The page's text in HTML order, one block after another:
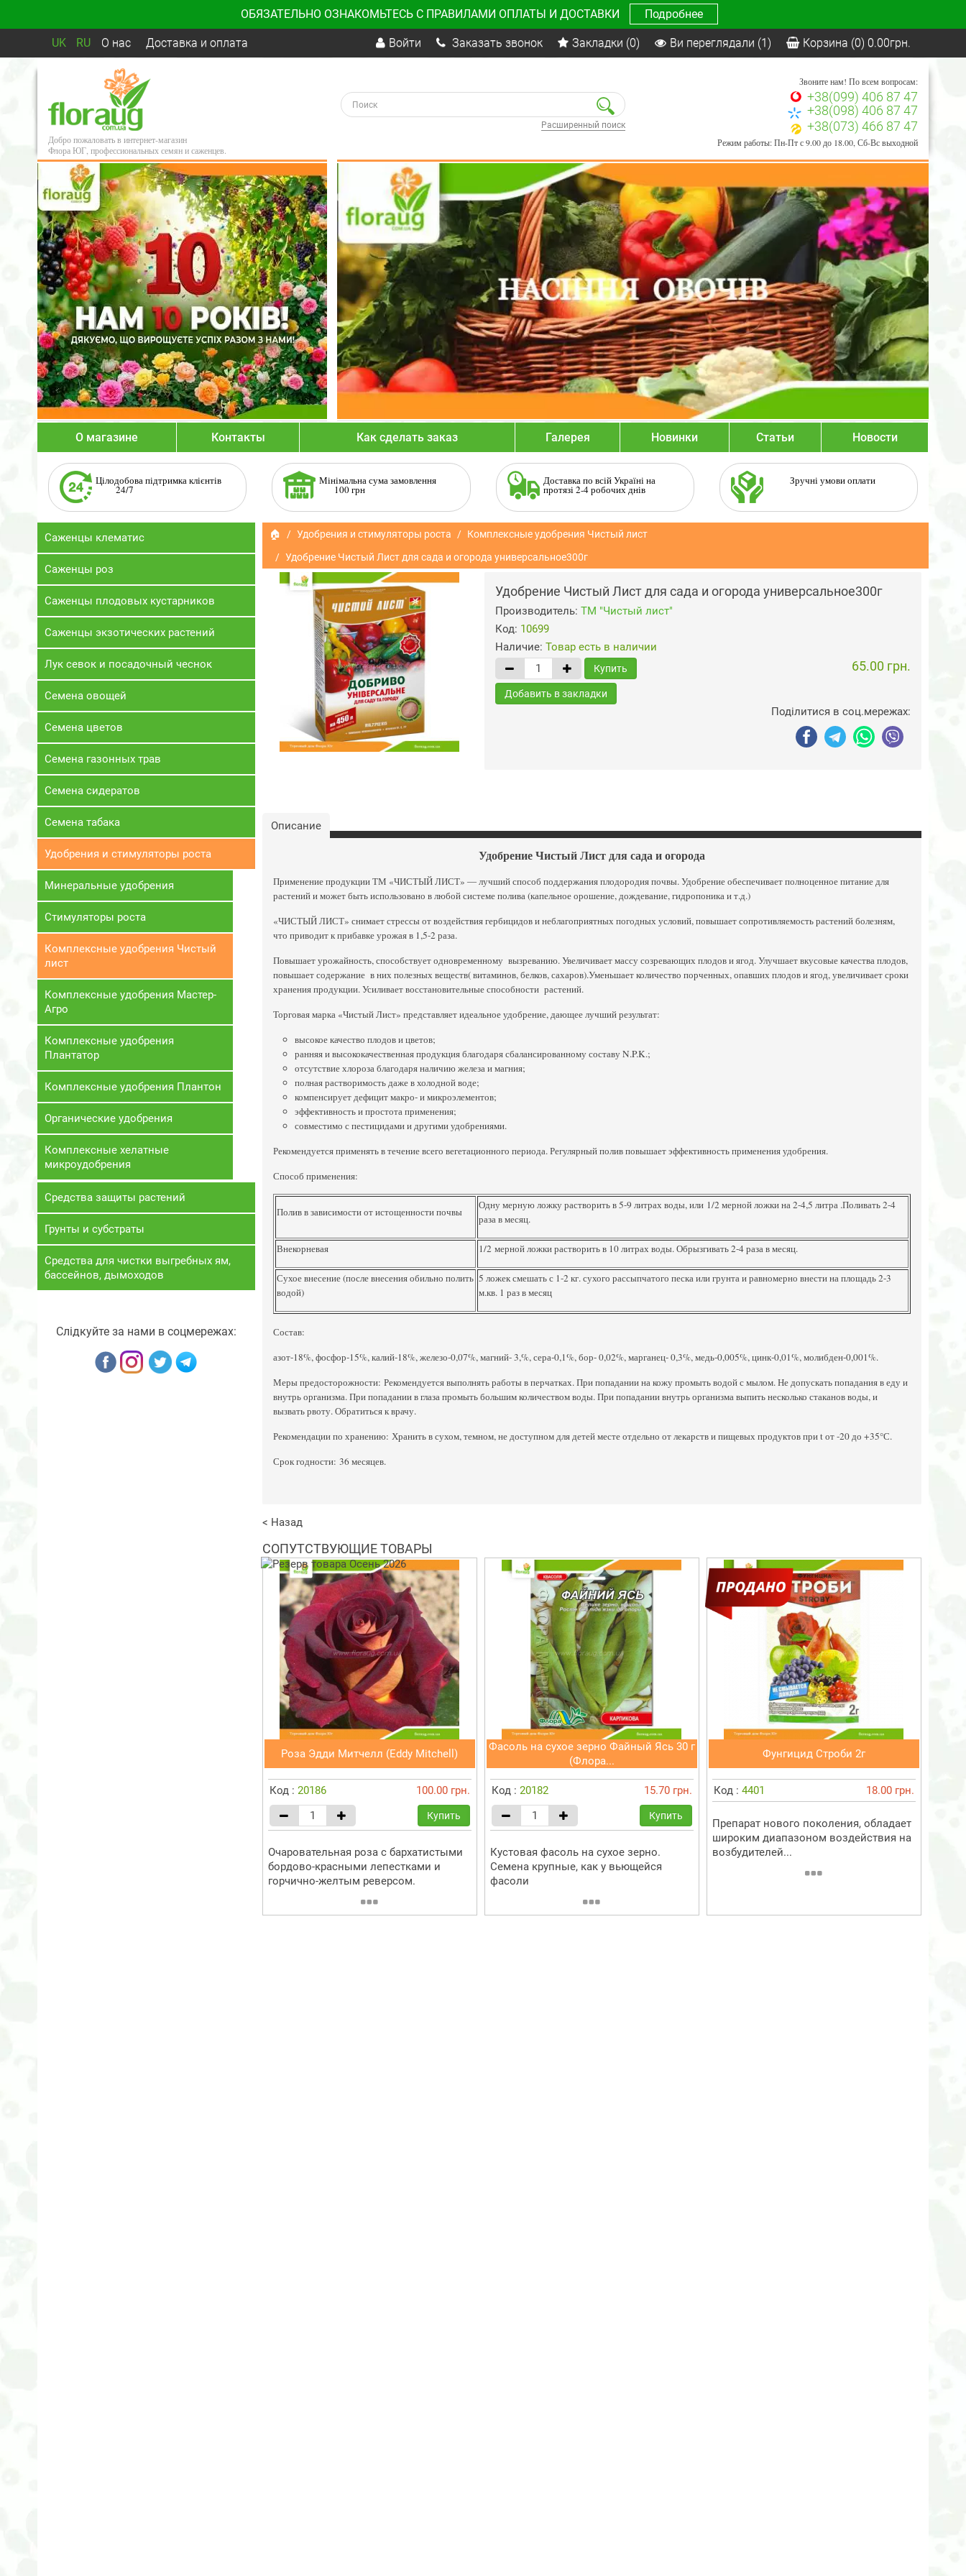
ОБЯЗАТЕЛЬНО ОЗНАКОМЬТЕСЬ С ПРАВИЛАМИ ОПЛАТЫ И ДОСТАВКИ Подробнее
UK RU О нас Доставка и оплата Войти Заказать звонок Закладки (0) Ви переглядали (1) Корзина (0) 0.00грн.
Добро пожаловать в интернет-магазин
Флора ЮГ, профессиональных семян и саженцев.
Расширенный поиск
Звоните нам! По всем вопросам:
+38(099) 406 87 47
+38(098) 406 87 47
+38(073) 466 87 47
Режим работы: Пн-Пт с 9.00 до 18.00, Сб-Вс выходной
О магазине Контакты Как сделать заказ Галерея Новинки Статьи Новости
Цілодобова підтримка клієнтів
24/7
Мінімальна сума замовлення
100 грн
Доставка по всій Україні на
протязі 2-4 робочих днів
Зручні умови оплати
Саженцы клематис
Саженцы роз
Саженцы плодовых кустарников
Саженцы экзотических растений
Лук севок и посадочный чеснок
Семена овощей
Семена цветов
Семена газонных трав
Семена сидератов
Семена табака
Удобрения и стимуляторы роста
Минеральные удобрения
Стимуляторы роста
Комплексные удобрения Чистый
лист
Комплексные удобрения Мастер-
Агро
Комплексные удобрения
Плантатор
Комплексные удобрения Плантон
Органические удобрения
Комплексные хелатные
микроудобрения
Средства защиты растений
Грунты и субстраты
Средства для чистки выгребных ям,
бассейнов, дымоходов
Слідкуйте за нами в соцмережах:
🏠 Удобрения и стимуляторы роста
Комплексные удобрения Чистый лист
Удобрение Чистый Лист для сада и огорода универсальное300г
Удобрение Чистый Лист для сада и огорода универсальное300г
Производитель: ТМ "Чистый лист"
Код: 10699
Наличие: Товар есть в наличии
Купить 65.00 грн.
Добавить в закладки
Поділитися в соц.мережах:
Описание
Удобрение Чистый Лист для сада и огорода
Применение продукции ТМ «ЧИСТЫЙ ЛИСТ» ― лучший способ поддержания плодородия почвы. Удобрение обеспечивает полноценное питание для
растений и может быть использовано в любой системе полива (капельное орошение, дождевание, гидропоника и т.д.)
«ЧИСТЫЙ ЛИСТ» снимает стрессы от воздействия гербицидов и неблагоприятных погодных условий, повышает сопротивляемость растений болезням,
что приводит к прибавке урожая в 1,5-2 раза.
Повышает урожайность, способствует одновременному вызреванию. Увеличивает массу созревающих плодов и ягод. Улучшает вкусовые качества плодов,
повышает содержание в них полезных веществ( витаминов, белков, сахаров).Уменьшает количество порченных, опавших плодов и ягод, увеличивает сроки
хранения продукции. Усиливает восстановительные способности растений.
Торговая марка «Чистый Лист» представляет идеальное удобрение, дающее лучший результат:
высокое качество плодов и цветов;
ранняя и высококачественная продукция благодаря сбалансированному составу N.P.K.;
отсутствие хлороза благодаря наличию железа и магния;
полная растворимость даже в холодной воде;
компенсирует дефицит макро- и микроэлементов;
эффективность и простота применения;
совместимо с пестицидами и другими удобрениями.
Рекомендуется применять в течение всего вегетационного периода. Регулярный полив повышает эффективность применения удобрения.
Способ применения:
Полив в зависимости от истощенности почвы
Одну мерную ложку растворить в 5-9 литрах воды, или 1/2 мерной ложки на 2-4,5 литра .Поливать 2-4
раза в месяц.
Внекорневая 1/2 мерной ложки растворить в 10 литрах воды. Обрызгивать 2-4 раза в месяц.
Сухое внесение (после внесения обильно полить
водой)
5 ложек смешать с 1-2 кг. сухого рассыпчатого песка или грунта и равномерно внести на площадь 2-3
м.кв. 1 раз в месяц
Состав:
азот-18%, фосфор-15%, калий-18%, железо-0,07%, магний- 3,%, сера-0,1%, бор- 0,02%, марганец- 0,3%, медь-0,005%, цинк-0,01%, молибден-0,001%.
Меры предосторожности: Рекомендуется выполнять работы в перчатках. При попадании на кожу промыть водой с мылом. Не допускать попадания в еду и
внутрь организма. При попадании в глаза промыть большим количеством воды. При попадании внутрь организма выпить несколько стаканов воды, и
вызвать рвоту. Обратиться к врачу.
Рекомендации по хранению: Хранить в сухом, темном, не доступном для детей месте отдельно от лекарств и пищевых продуктов при t от -20 до +35°С.
Срок годности: 36 месяцев.
< Назад
СОПУТСТВУЮЩИЕ ТОВАРЫ
Роза Эдди Митчелл (Eddy Mitchell)
Код : 20186 100.00 грн.
Купить
Очаровательная роза с бархатистыми
бордово-красными лепестками и
горчично-желтым реверсом.
Фасоль на сухое зерно Файный Ясь 30 г
(Флора...
Код : 20182 15.70 грн.
Купить
Кустовая фасоль на сухое зерно.
Семена крупные, как у вьющейся
фасоли
Фунгицид Строби 2г
Код : 4401 18.00 грн.
Препарат нового поколения, обладает
широким диапазоном воздействия на
возбудителей...